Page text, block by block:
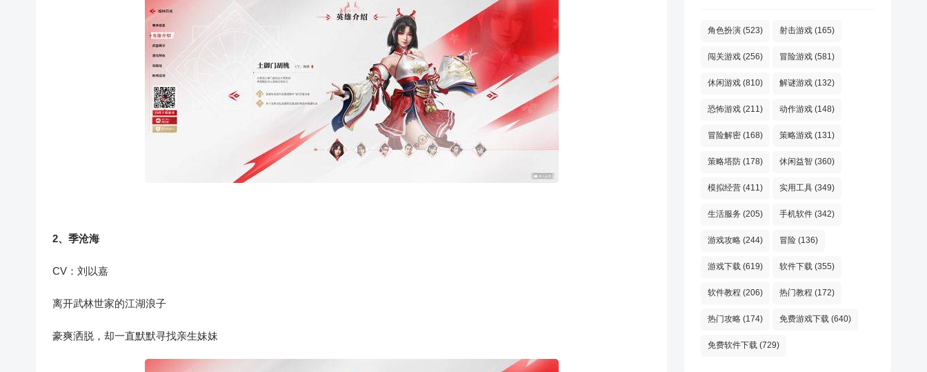
2、季沧海
CV：刘以嘉
离开武林世家的江湖浪子
豪爽洒脱，却一直默默寻找亲生妹妹
角色扮演 (523) 射击游戏 (165)
闯关游戏 (256) 冒险游戏 (581)
休闲游戏 (810) 解谜游戏 (132)
恐怖游戏 (211) 动作游戏 (148)
冒险解密 (168) 策略游戏 (131)
策略塔防 (178) 休闲益智 (360)
模拟经营 (411) 实用工具 (349)
生活服务 (205) 手机软件 (342)
游戏攻略 (244) 冒险 (136)
游戏下载 (619) 软件下载 (355)
软件教程 (206) 热门教程 (172)
热门攻略 (174) 免费游戏下载 (640)
免费软件下载 (729)